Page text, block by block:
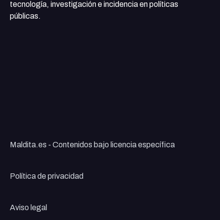
Tributaria Ministerio de Hacienda y Función Pública Este
mensaje es una notificación oficial de la Agencia Estatal de
tecnología, investigación e incidencia en políticas
públicas.
Maldita.es - Contenidos bajo licencia específica
Política de privacidad
Aviso legal